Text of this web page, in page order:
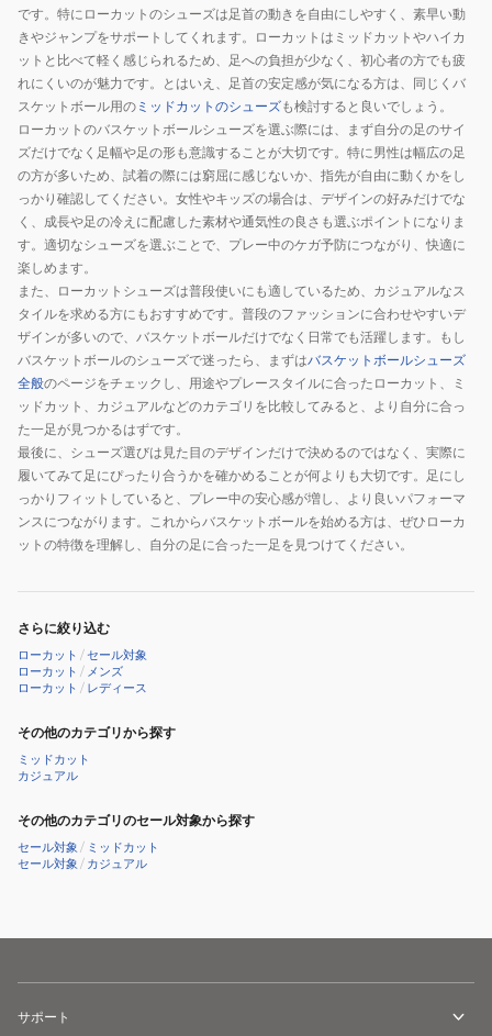
です。特にローカットのシューズは足首の動きを自由にしやすく、素早い動
きやジャンプをサポートしてくれます。ローカットはミッドカットやハイカ
ットと比べて軽く感じられるため、足への負担が少なく、初心者の方でも疲
れにくいのが魅力です。とはいえ、足首の安定感が気になる方は、同じくバ
スケットボール用の ミッドカットのシューズも検討すると良いでしょう。
ローカットのバスケットボールシューズを選ぶ際には、まず自分の足のサイ
ズだけでなく足幅や足の形も意識することが大切です。特に男性は幅広の足
の方が多いため、試着の際には窮屈に感じないか、指先が自由に動くかをし
っかり確認してください。女性やキッズの場合は、デザインの好みだけでな
く、成長や足の冷えに配慮した素材や通気性の良さも選ぶポイントになりま
す。適切なシューズを選ぶことで、プレー中のケガ予防につながり、快適に
楽しめます。
また、ローカットシューズは普段使いにも適しているため、カジュアルなス
タイルを求める方にもおすすめです。普段のファッションに合わせやすいデ
ザインが多いので、バスケットボールだけでなく日常でも活躍します。もし
バスケットボールのシューズで迷ったら、まずはバスケットボールシューズ
全般のページをチェックし、用途やプレースタイルに合ったローカット、ミ
ッドカット、カジュアルなどのカテゴリを比較してみると、より自分に合っ
た一足が見つかるはずです。
最後に、シューズ選びは見た目のデザインだけで決めるのではなく、実際に
履いてみて足にぴったり合うかを確かめることが何よりも大切です。足にし
っかりフィットしていると、プレー中の安心感が増し、より良いパフォーマ
ンスにつながります。これからバスケットボールを始める方は、ぜひローカ
ットの特徴を理解し、自分の足に合った一足を見つけてください。
さらに絞り込む
ローカット /セール対象
ローカット / メンズ
ローカット / レディース
その他のカテゴリから探す
ミッドカット
カジュアル
その他のカテゴリのセール対象から探す
セール対象 / ミッドカット
セール対象 / カジュアル
サポート